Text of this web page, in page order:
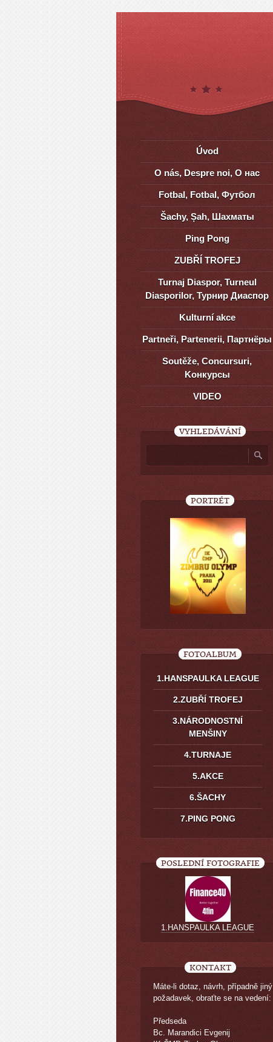
Úvod
O nás, Despre noi, О нас
Fotbal, Fotbal, Футбол
Šachy, Șah, Шахматы
Ping Pong
ZUBŘÍ TROFEJ
Turnaj Diaspor, Turneul
Diasporilor, Турнир Диаспор
Kulturní akce
Partneři, Partenerii, Партнёры
Soutěže, Concursuri,
Kонкурсы
VIDEO
VYHLEDÁVÁNÍ
PORTRÉT
FOTOALBUM
1.HANSPAULKA LEAGUE
2.ZUBŘÍ TROFEJ
3.NÁRODNOSTNÍ
MENŠINY
4.TURNAJE
5.AKCE
6.ŠACHY
7.PING PONG
POSLEDNÍ FOTOGRAFIE
1.HANSPAULKA LEAGUE
KONTAKT
Máte-li dotaz, návrh, případně jiný
požadavek, obraťte se na vedení:
Předseda
Bc. Marandici Evgenij